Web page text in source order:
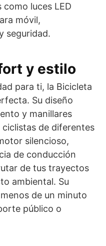
luces LED
móvil,
seguridad.
y estilo
para ti, la Bicicleta
Su diseño
y manillares
de diferentes
silencioso,
de conducción
de tus trayectos
ambiental. Su
de un minuto
público o